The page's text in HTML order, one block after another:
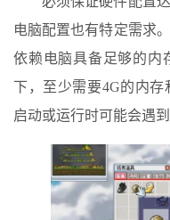
电脑配置也有特定需求
依赖电脑具备足够的内
下，至少需要4G的内
启动或运行时可能会遇到